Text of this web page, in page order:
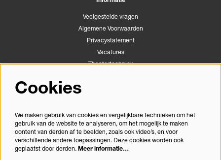
Veelgestelde vragen
Algemene Voorwaarden
Privacystatement
Vacatures
Theatertechniek
Congrescentrum Orpheus
Volg ons
Cookies
We maken gebruik van cookies en vergelijkbare technieken om het
gebruik van de website te analyseren, om het mogelijk te maken
content van derden af te beelden, zoals ook video’s, en voor
verschillende andere toepassingen. Deze cookies worden ook
geplaatst door derden. Meer informatie…